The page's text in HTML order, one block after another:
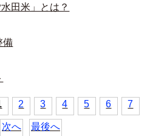
田米」とは？
備
2 3 4 5 6 7
次へ 最後へ